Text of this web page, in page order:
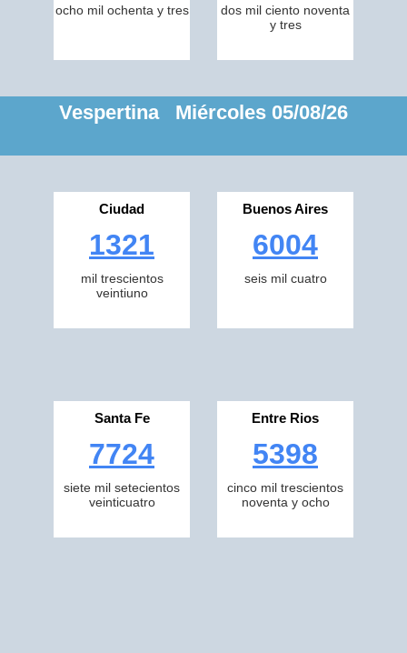
ocho mil ochenta y tres
dos mil ciento noventa
y tres
Vespertina Miércoles 05/08/26
Ciudad
1321
mil trescientos
veintiuno
Buenos Aires
6004
seis mil cuatro
Santa Fe
7724
siete mil setecientos
veinticuatro
Entre Rios
5398
cinco mil trescientos
noventa y ocho